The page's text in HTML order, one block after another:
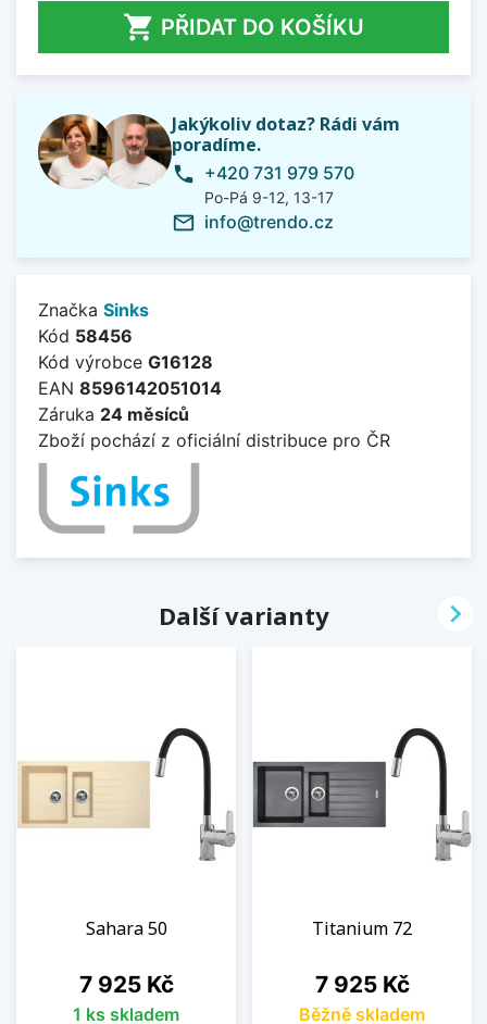
 PŘIDAT DO KOŠÍKU
Jakýkoliv dotaz? Rádi vám
poradíme.
phone +420 731 979 570
Po-Pá 9-12, 13-17
mail_outline info@trendo.cz
Značka Sinks
Kód 58456
Kód výrobce G16128
EAN 8596142051014
Záruka 24 měsíců
Zboží pochází z oficiální distribuce pro ČR
Další varianty
Sahara 50
Cena
7 925 Kč
1 ks skladem
Titanium 72
Cena
7 925 Kč
Běžně skladem
